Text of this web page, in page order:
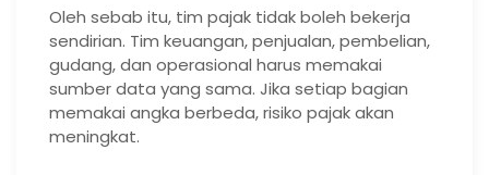
Oleh sebab itu, tim pajak tidak boleh bekerja
sendirian. Tim keuangan, penjualan, pembelian,
gudang, dan operasional harus memakai
sumber data yang sama. Jika setiap bagian
memakai angka berbeda, risiko pajak akan
meningkat.